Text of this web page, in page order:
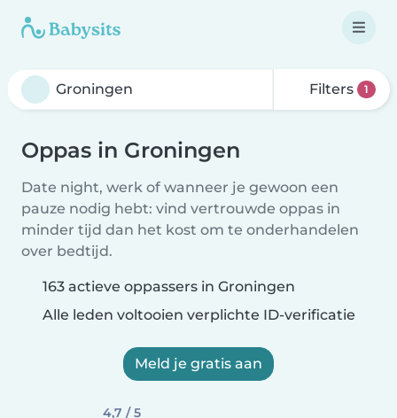
Filters 1
Oppas in Groningen
Date night, werk of wanneer je gewoon een
pauze nodig hebt: vind vertrouwde oppas in
minder tijd dan het kost om te onderhandelen
over bedtijd.
163 actieve oppassers in Groningen
Alle leden voltooien verplichte ID-verificatie
Meld je gratis aan
4,7 / 5